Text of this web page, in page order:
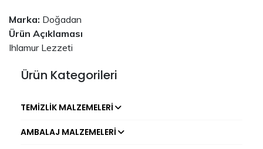
Ürün Kategorileri
TEMIZLIK MALZEMELERI
AMBALAJ MALZEMELERI
Marka: Doğadan
Ürün Açıklaması
Ihlamur Lezzeti